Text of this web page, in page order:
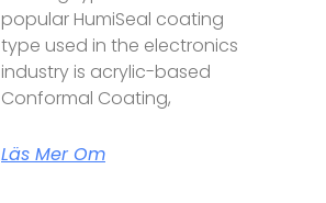
popular HumiSeal coating
type used in the electronics
industry is acrylic-based
Conformal Coating,
Läs Mer Om